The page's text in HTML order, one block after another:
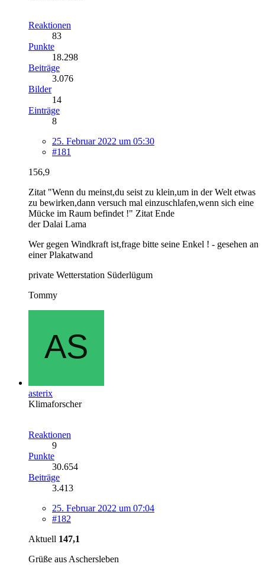
Reaktionen
83
Punkte
18.298
Beiträge
3.076
Bilder
14
Einträge
8
25. Februar 2022 um 05:30
#181
156,9
Zitat "Wenn du meinst,du seist zu klein,um in der Welt etwas
zu bewirken,dann versuch mal einzuschlafen,wenn sich eine
Mücke im Raum befindet !" Zitat Ende
der Dalai Lama
Wer gegen Windkraft ist,frage bitte seine Enkel ! - gesehen an
einer Plakatwand
private Wetterstation Süderlügum
Tommy
asterix
Klimaforscher
Reaktionen
9
Punkte
30.654
Beiträge
3.413
25. Februar 2022 um 07:04
#182
Aktuell 147,1
Grüße aus Aschersleben